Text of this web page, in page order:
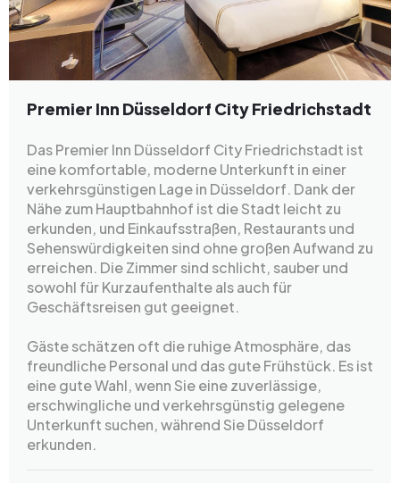
Premier Inn Düsseldorf City Friedrichstadt
Das Premier Inn Düsseldorf City Friedrichstadt ist
eine komfortable, moderne Unterkunft in einer
verkehrsgünstigen Lage in Düsseldorf. Dank der
Nähe zum Hauptbahnhof ist die Stadt leicht zu
erkunden, und Einkaufsstraßen, Restaurants und
Sehenswürdigkeiten sind ohne großen Aufwand zu
erreichen. Die Zimmer sind schlicht, sauber und
sowohl für Kurzaufenthalte als auch für
Geschäftsreisen gut geeignet.
Gäste schätzen oft die ruhige Atmosphäre, das
freundliche Personal und das gute Frühstück. Es ist
eine gute Wahl, wenn Sie eine zuverlässige,
erschwingliche und verkehrsgünstig gelegene
Unterkunft suchen, während Sie Düsseldorf
erkunden.